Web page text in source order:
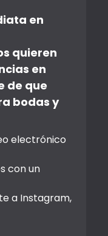
en
quieren
en
de que
bodas y
electrónico
con un
a Instagram,